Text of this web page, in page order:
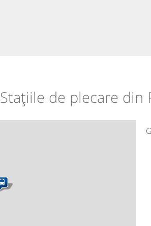
Stațiile de plecare din